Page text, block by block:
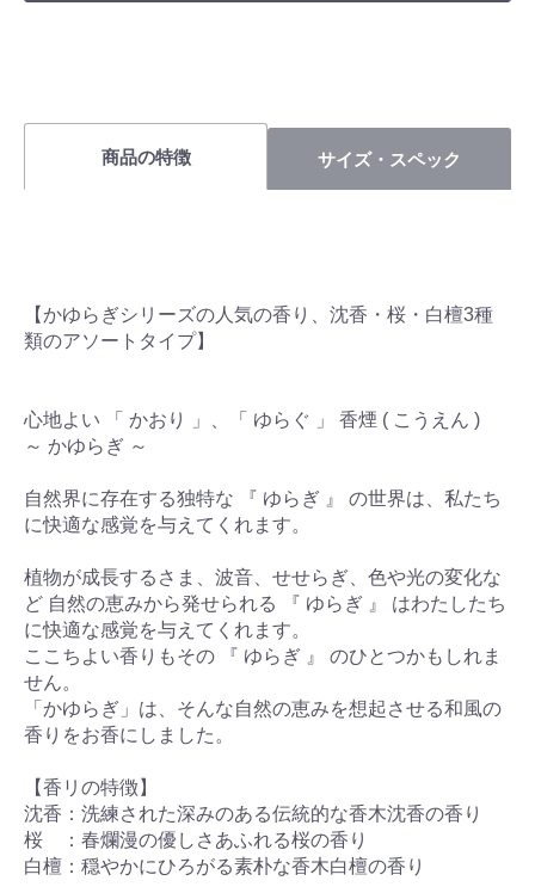
商品の特徴 サイズ・スペック
【かゆらぎシリーズの人気の香り、沈香・桜・白檀3種
類のアソートタイプ】
心地よい 「 かおり 」、「 ゆらぐ 」 香煙 ( こうえん )
～ かゆらぎ ～
自然界に存在する独特な 『 ゆらぎ 』 の世界は、私たち
に快適な感覚を与えてくれます。
植物が成長するさま、波音、せせらぎ、色や光の変化な
ど 自然の恵みから発せられる 『 ゆらぎ 』 はわたしたち
に快適な感覚を与えてくれます。
ここちよい香りもその 『 ゆらぎ 』 のひとつかもしれま
せん。
「かゆらぎ」は、そんな自然の恵みを想起させる和風の
香りをお香にしました。
【香リの特徴】
沈香：洗練された深みのある伝統的な香木沈香の香り
桜 ：春爛漫の優しさあふれる桜の香り
白檀：穏やかにひろがる素朴な香木白檀の香り